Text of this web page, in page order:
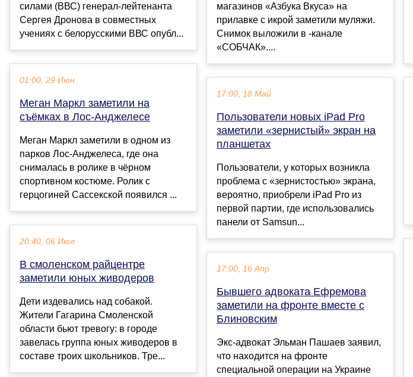
силами (ВВС) генерал-лейтенанта
Сергея Дронова в совместных
учениях с белорусскими ВВС опубл...
01:00, 29 Июн
Меган Маркл заметили на
съёмках в Лос-Анджелесе
Меган Маркл заметили в одном из
парков Лос-Анджелеса, где она
снималась в ролике в чёрном
спортивном костюме. Ролик с
герцогиней Сассекской появился ...
20:40, 06 Июл
В смоленском райцентре
заметили юных живодеров
Дети издевались над собакой.
Жители Гагарина Смоленской
области бьют тревогу: в городе
завелась группа юных живодеров в
составе троих школьников. Тре...
магазинов «Азбука Вкуса» на
прилавке с икрой заметили муляжи.
Снимок выложили в -канале
«СОБЧАК»....
17:00, 18 Май
Пользователи новых iPad Pro
заметили «зернистый» экран на
планшетах
Пользователи, у которых возникла
проблема с «зернистостью» экрана,
вероятно, приобрели iPad Pro из
первой партии, где использовались
панели от Samsun...
17:00, 16 Апр
Бывшего адвоката Ефремова
заметили на фронте вместе с
Блиновским
Экс-адвокат Эльман Пашаев заявил,
что находится на фронте
специальной операции на Украине